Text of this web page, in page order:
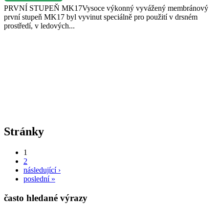
PRVNÍ STUPEŇ MK17Vysoce výkonný vyvážený membránový
první stupeň MK17 byl vyvinut speciálně pro použití v drsném
prostředí, v ledových...
Stránky
1
2
následující ›
poslední »
často hledané výrazy